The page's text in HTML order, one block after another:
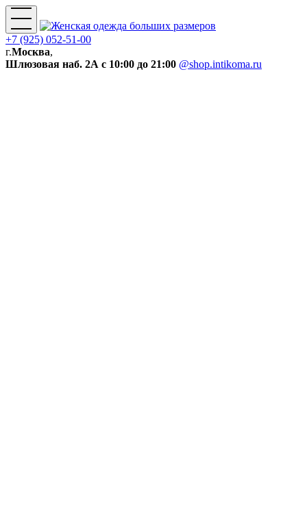
+7 (925) 052-51-00
г.Москва,
Шлюзовая наб. 2А с 10:00 до 21:00 @shop.intikoma.ru